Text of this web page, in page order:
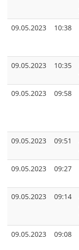
09.05.2023
10:38
09.05.2023
10:35
09.05.2023
09:58
09.05.2023
09:51
09.05.2023
09:27
09.05.2023
09:14
09.05.2023
09:08